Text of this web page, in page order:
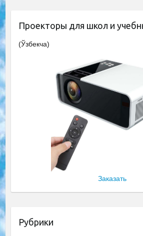
Проекторы для школ и
(Ўзбекча)
Заказать
Рубрики